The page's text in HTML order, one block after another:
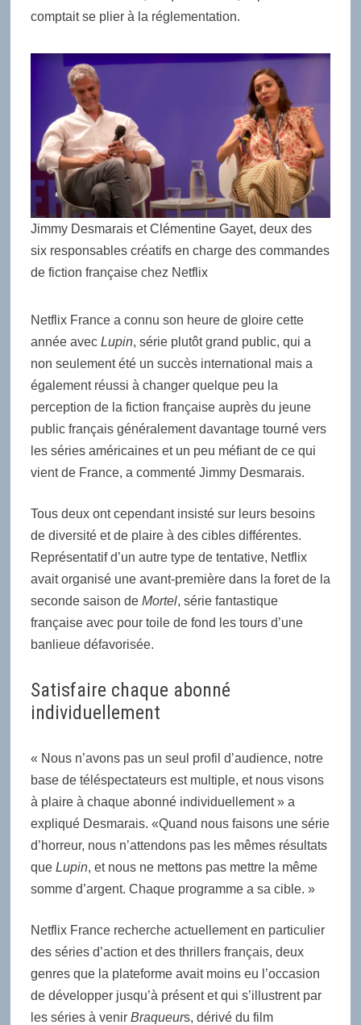
comptait se plier à la réglementation.
Jimmy Desmarais et Clémentine Gayet, deux des
six responsables créatifs en charge des commandes
de fiction française chez Netflix
Netflix France a connu son heure de gloire cette
année avec Lupin, série plutôt grand public, qui a
non seulement été un succès international mais a
également réussi à changer quelque peu la
perception de la fiction française auprès du jeune
public français généralement davantage tourné vers
les séries américaines et un peu méfiant de ce qui
vient de France, a commenté Jimmy Desmarais.
Tous deux ont cependant insisté sur leurs besoins
de diversité et de plaire à des cibles différentes.
Représentatif d’un autre type de tentative, Netflix
avait organisé une avant-première dans la foret de la
seconde saison de Mortel, série fantastique
française avec pour toile de fond les tours d’une
banlieue défavorisée.
Satisfaire chaque abonné
individuellement
« Nous n’avons pas un seul profil d’audience, notre
base de téléspectateurs est multiple, et nous visons
à plaire à chaque abonné individuellement » a
expliqué Desmarais. «Quand nous faisons une série
d’horreur, nous n’attendons pas les mêmes résultats
que Lupin, et nous ne mettons pas mettre la même
somme d’argent. Chaque programme a sa cible. »
Netflix France recherche actuellement en particulier
des séries d’action et des thrillers français, deux
genres que la plateforme avait moins eu l’occasion
de développer jusqu’à présent et qui s’illustrent par
les séries à venir Braqueurs, dérivé du film